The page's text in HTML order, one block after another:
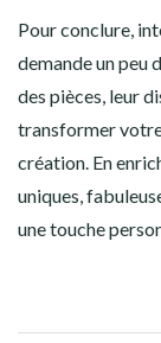
Pour conclure,
demande un peu
des pièces, leur
transformer
création. En
uniques,
une touche